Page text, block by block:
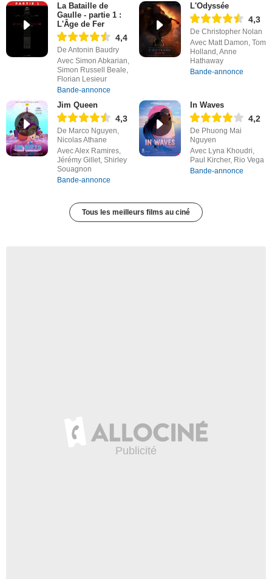
La Bataille de
Gaulle - partie 1 :
L'Âge de Fer
4,4
De Antonin Baudry
Avec Simon Abkarian,
Simon Russell Beale,
Florian Lesieur
Bande-annonce
L'Odyssée
4,3
De Christopher Nolan
Avec Matt Damon, Tom
Holland, Anne
Hathaway
Bande-annonce
Jim Queen
4,3
De Marco Nguyen,
Nicolas Athane
Avec Alex Ramires,
Jérémy Gillet, Shirley
Souagnon
Bande-annonce
In Waves
4,2
De Phuong Mai
Nguyen
Avec Lyna Khoudri,
Paul Kircher, Rio Vega
Bande-annonce
Tous les meilleurs films au ciné